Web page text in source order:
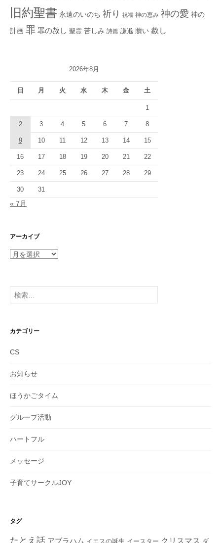
旧約聖書 永遠のいのち 祈り 祝福 神の恵み 神の愛 神の
計画 罪 罪の赦し 聖霊 苦しみ 詩篇 謙遜 贖い 赦し
2026年8月
日 月 火 水 木 金 土
1
2 3 4 5 6 7 8
9 10 11 12 13 14 15
16 17 18 19 20 21 22
23 24 25 26 27 28 29
30 31
« 7月
アーカイブ
ア
イ
ブ
検
索:
カテゴリー
CS
お知らせ
ほうかごタイム
グループ活動
ハートフル
メッセージ
子育てサークルJOY
タグ
たとえ話 アブラハム イエスの誕生 イースター クリスマス ダ